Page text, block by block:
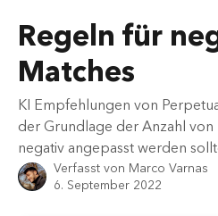
Regeln für
Matches
KI Empfehlungen von
der Grundlage der Anzahl
negativ angepasst werden
Verfasst von Marco Varnas
6. September 2022